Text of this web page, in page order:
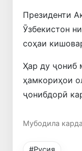
Президенти
Ӯзбекистон
соҳаи
Ҳар ду ҷониб
ҳамкориҳои
ҷонибдорӣ
Мубодила
#Русия